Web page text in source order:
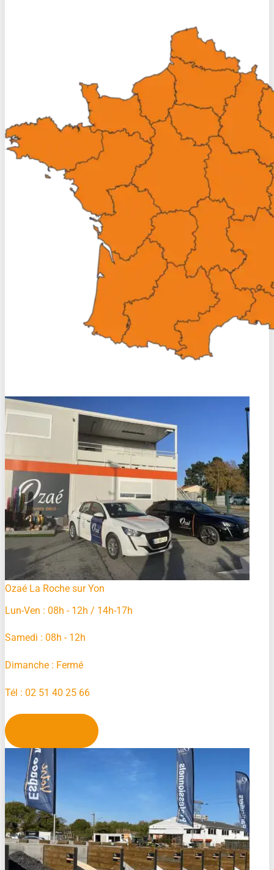
Ozaé La Roche sur Yon
Lun-Ven : 08h - 12h / 14h-17h
Samedi : 08h - 12h
Dimanche : Fermé
Tél : 02 51 40 25 66